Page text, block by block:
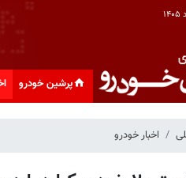
پرشین خودرو
اخبار خودرو